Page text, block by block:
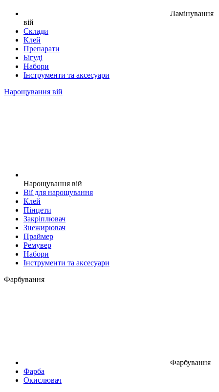
Ламінування
вій
Склади
Клей
Препарати
Бігуді
Набори
Інструменти та аксесуари
Нарощування вій
Нарощування вій
Вії для нарощування
Клей
Пінцети
Закріплювач
Знежирювач
Праймер
Ремувер
Набори
Інструменти та аксесуари
Фарбування
Фарбування
Фарба
Окислювач